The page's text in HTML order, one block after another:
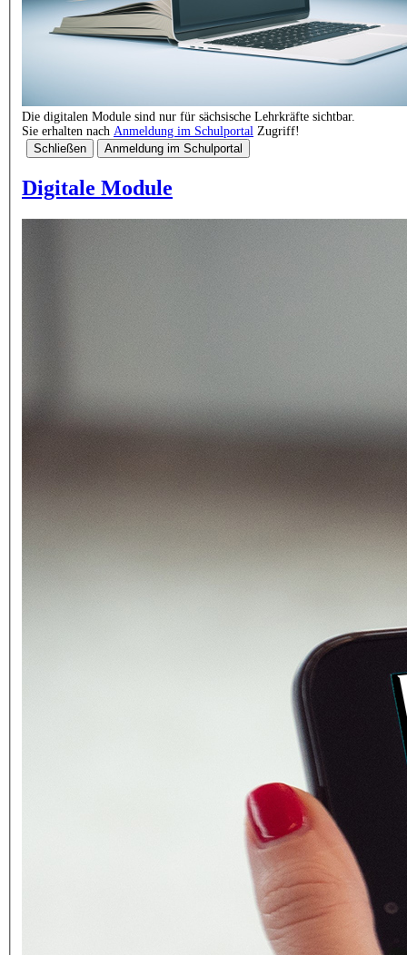
Die digitalen Module sind nur für sächsische Lehrkräfte sichtbar.
Sie erhalten nach Anmeldung im Schulportal Zugriff!
Schließen
Anmeldung im Schulportal
Digitale Module